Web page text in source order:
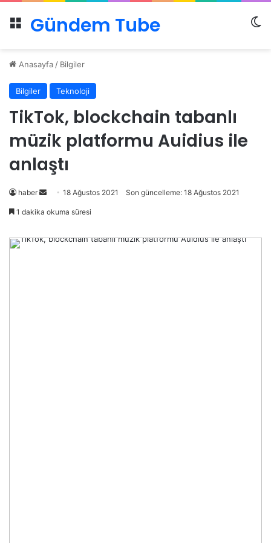
MenüGündem Tube
Anasayfa / Bilgiler
Bilgiler Teknoloji
TikTok, blockchain tabanlı
müzik platformu Auidius ile
anlaştı
haber
Bir
göndermek
18 Ağustos 2021 Son güncelleme: 18 Ağustos 2021
1 dakika okuma süresi